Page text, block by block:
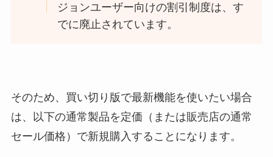
ジョンユーザー向けの割引制度は、す
でに廃止されています。
そのため、買い切り版で最新機能を使いたい場合
は、以下の通常製品を定価（または販売店の通常
セール価格）で新規購入することになります。